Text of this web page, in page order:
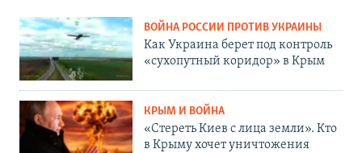
ВОЙНА РОССИИ ПРОТИВ УКРАИНЫ
Как Украина берет под контроль
«сухопутный коридор» в Крым
КРЫМ И ВОЙНА
«Стереть Киев с лица земли». Кто
в Крыму хочет уничтожения